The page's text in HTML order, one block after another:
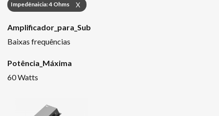
Impedênaicia: 4 Ohms X
Amplificador_para_Sub
Baixas frequências
Potência_Máxima
60 Watts